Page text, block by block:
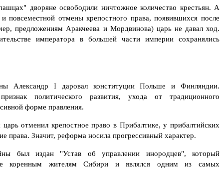
дворяне освободили ничтожное количество крестьян. А
повсеместной отмены крепостного права, появившихся после
предложениям Аракчеева и Мордвинова) царь не давал ход.
императора в большей части империи сохранялись
Александр I даровал конституции Польше и Финляндии.
политического развития, ухода от традиционного
форме правления.
отменил крепостное право в Прибалтике, у прибалтийских
права. Значит, реформа носила прогрессивный характер.
был издан "Устав об управлении инородцев", который
коренным жителям Сибири и являлся одним из самых